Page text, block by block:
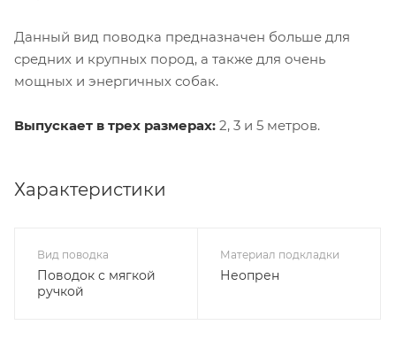
Данный вид поводка предназначен больше для
средних и крупных пород, а также для очень
мощных и энергичных собак.
Выпускает в трех размерах: 2, 3 и 5 метров.
Характеристики
Вид поводка
Поводок с мягкой
ручкой
Материал подкладки
Неопрен